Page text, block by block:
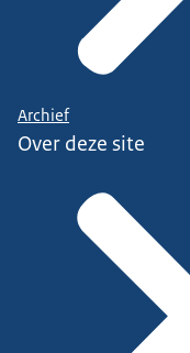
Archief
Over deze site